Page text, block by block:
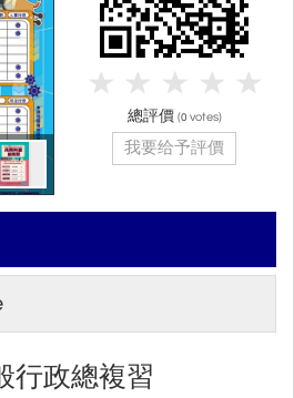
行政總複習
總評價 (0 votes)
我要给予評價